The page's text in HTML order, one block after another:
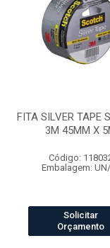
FITA SILVER TAPE
3M 45MM X
Código:
Embalagem:
Solicitar
Orçamento